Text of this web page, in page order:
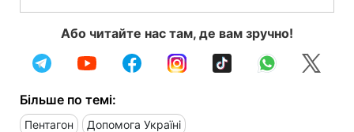
Або читайте нас там, де вам зручно!
Більше по темі:
Пентагон Допомога Україні